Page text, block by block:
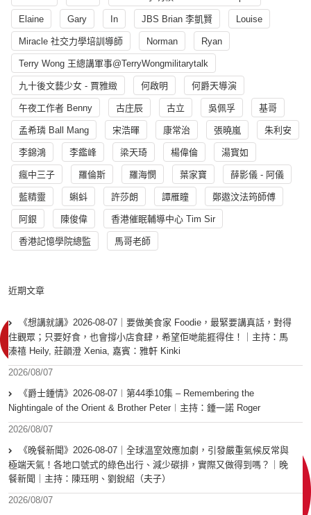
Elaine Gary In JBS Brian 李凱賢 Louise
Miracle 社交力學培訓導師 Norman Ryan
Terry Wong 王總講軍事@TerryWongmilitarytalk
九十後文藝少女 - 賈雅緻 何啟明 何爵天導演
午夜工作者 Benny 古庄辰 古立 吳佩孚 基哥
孟希璘 Ball Mang 宋浩暉 康常治 張曉嵐 朱利安
李錦鴻 李鑑峰 梁天琦 楊偉倫 湯寳如
瘋中三子 羅倫斯 羅海憫 葉家寶 薛影儀 - 阿儀
藍精靈 蝌蚪 許莎朗 譚雁瞳 鄭遨汶法筠師傅
阿銀 陳俊偉 香港催眠輔導中心 Tim Sir
香港記憶學院總監 馬哥老師
近期文章
《想講就講》2026-08-07｜要做美食家 Foodie，最緊要講真話，對得
住觀眾；只要好食，也會撐小店食肆，希望佢哋能捱得住！｜主持：馬
溱禧 Heily, 莊韻澄 Xenia, 嘉賓：雅軒 Kinki
2026/08/07
《爵士鍾情》2026-08-07︱第44季10集 – Remembering the
Nightingale of the Orient & Brother Peter︱主持：鍾一諾 Roger
2026/08/07
《晚餐新聞》2026-08-07｜全球溫室效應加劇，引發嚴重氣候反常與
極端天氣！各地口號式的綠色出行、減少碳排，實際又做得到嗎？｜晚
餐新聞｜主持：陳珏明、劉銳紹（夫子）
2026/08/07